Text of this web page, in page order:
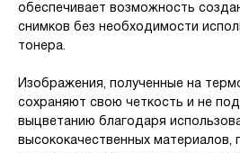
обеспечивает возможность
снимков без необходимости
тонера.
Изображения, полученные на
сохраняют свою четкость и не
выцветанию благодаря
высококачественных материалов,